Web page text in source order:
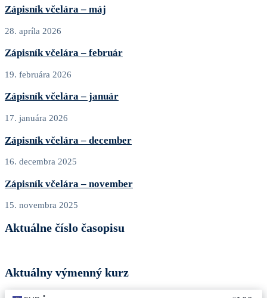
Zápisník včelára – máj
28. apríla 2026
Zápisník včelára – február
19. februára 2026
Zápisník včelára – január
17. januára 2026
Zápisník včelára – december
16. decembra 2025
Zápisník včelára – november
15. novembra 2025
Aktuálne číslo časopisu
Aktuálny výmenný kurz